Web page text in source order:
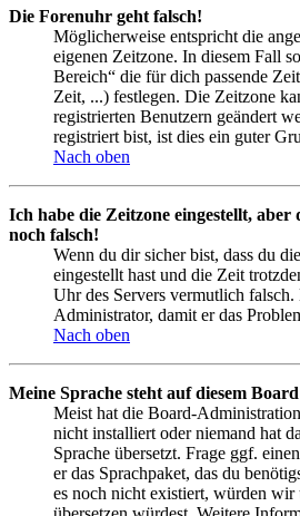
Die Forenuhr geht falsch!
Möglicherweise entspricht die
eigenen Zeitzone. In diesem Fall
Bereich“ die für dich passende
Zeit, ...) festlegen. Die Zeitzone
registrierten Benutzern geändert
registriert bist, ist dies ein guter
Nach oben
Ich habe die Zeitzone eingestellt,
noch falsch!
Wenn du dir sicher bist, dass du
eingestellt hast und die Zeit
Uhr des Servers vermutlich
Administrator, damit er das
Nach oben
Meine Sprache steht auf diesem
Meist hat die Board-
nicht installiert oder niemand hat
Sprache übersetzt. Frage ggf.
er das Sprachpaket, das du
es noch nicht existiert, würden wir